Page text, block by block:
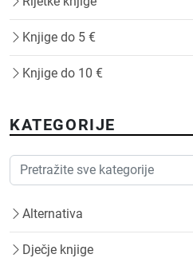
Knjige do 5 €
Knjige do 10 €
KATEGORIJE
Alternativa
Dječje knjige